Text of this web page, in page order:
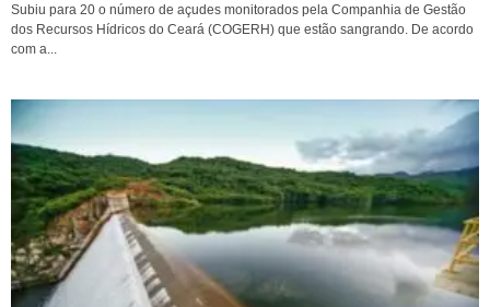
Subiu para 20 o número de açudes monitorados pela Companhia de Gestão
dos Recursos Hídricos do Ceará (COGERH) que estão sangrando. De acordo
com a...